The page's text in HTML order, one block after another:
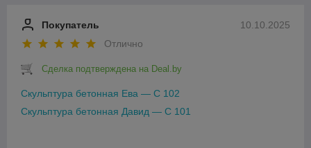
10.10.2025
Покупатель
Отлично
Сделка подтверждена на Deal.by
Скульптура бетонная Ева — С 102
Скульптура бетонная Давид — С 101